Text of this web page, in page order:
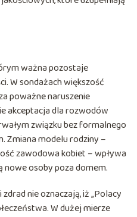
ważna pozostaje
W sondażach większość
poważne naruszenie
akceptacja dla rozwodów
związku bez formalnego
Zmiana modelu rodziny –
zawodowa kobiet – wpływa
nowe osoby poza domem.
nie oznaczają, iż „Polacy
W dużej mierze